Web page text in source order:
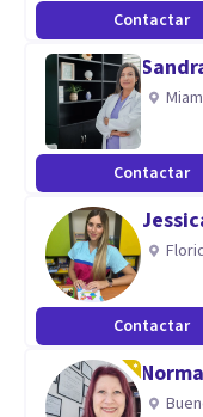
Contactar
Contactar
Contactar